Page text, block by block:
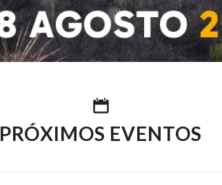
PRÓXIMOS EVENTOS